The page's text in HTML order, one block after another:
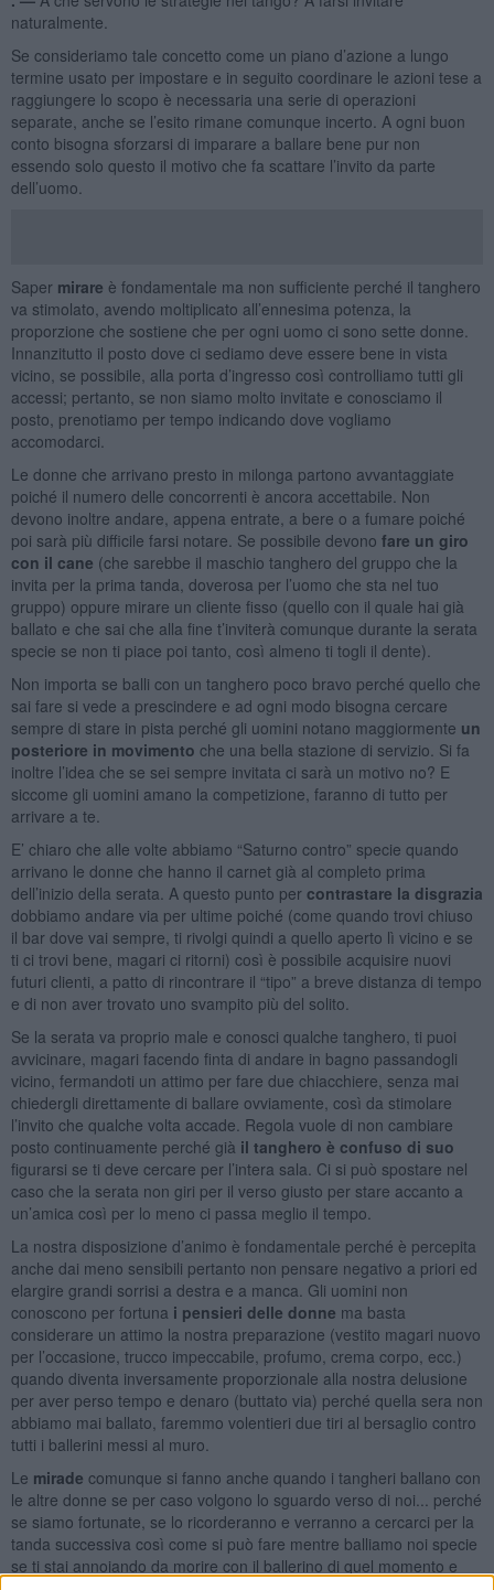
naturalmente.
Se consideriamo tale concetto come un piano d’azione a lungo
termine usato per impostare e in seguito coordinare le azioni tese a
raggiungere lo scopo è necessaria una serie di operazioni
separate, anche se l’esito rimane comunque incerto. A ogni buon
conto bisogna sforzarsi di imparare a ballare bene pur non
essendo solo questo il motivo che fa scattare l’invito da parte
dell’uomo.
Saper mirare è fondamentale ma non sufficiente perché il tanghero
va stimolato, avendo moltiplicato all’ennesima potenza, la
proporzione che sostiene che per ogni uomo ci sono sette donne.
Innanzitutto il posto dove ci sediamo deve essere bene in vista
vicino, se possibile, alla porta d’ingresso così controlliamo tutti gli
accessi; pertanto, se non siamo molto invitate e conosciamo il
posto, prenotiamo per tempo indicando dove vogliamo
accomodarci.
Le donne che arrivano presto in milonga partono avvantaggiate
poiché il numero delle concorrenti è ancora accettabile. Non
devono inoltre andare, appena entrate, a bere o a fumare poiché
poi sarà più difficile farsi notare. Se possibile devono fare un giro
con il cane (che sarebbe il maschio tanghero del gruppo che la
invita per la prima tanda, doverosa per l’uomo che sta nel tuo
gruppo) oppure mirare un cliente fisso (quello con il quale hai già
ballato e che sai che alla fine t’inviterà comunque durante la serata
specie se non ti piace poi tanto, così almeno ti togli il dente).
Non importa se balli con un tanghero poco bravo perché quello che
sai fare si vede a prescindere e ad ogni modo bisogna cercare
sempre di stare in pista perché gli uomini notano maggiormente un
posteriore in movimento che una bella stazione di servizio. Si fa
inoltre l’idea che se sei sempre invitata ci sarà un motivo no? E
siccome gli uomini amano la competizione, faranno di tutto per
arrivare a te.
E’ chiaro che alle volte abbiamo “Saturno contro” specie quando
arrivano le donne che hanno il carnet già al completo prima
dell’inizio della serata. A questo punto per contrastare la disgrazia
dobbiamo andare via per ultime poiché (come quando trovi chiuso
il bar dove vai sempre, ti rivolgi quindi a quello aperto lì vicino e se
ti ci trovi bene, magari ci ritorni) così è possibile acquisire nuovi
futuri clienti, a patto di rincontrare il “tipo” a breve distanza di tempo
e di non aver trovato uno svampito più del solito.
Se la serata va proprio male e conosci qualche tanghero, ti puoi
avvicinare, magari facendo finta di andare in bagno passandogli
vicino, fermandoti un attimo per fare due chiacchiere, senza mai
chiedergli direttamente di ballare ovviamente, così da stimolare
l’invito che qualche volta accade. Regola vuole di non cambiare
posto continuamente perché già il tanghero è confuso di suo
figurarsi se ti deve cercare per l’intera sala. Ci si può spostare nel
caso che la serata non giri per il verso giusto per stare accanto a
un’amica così per lo meno ci passa meglio il tempo.
La nostra disposizione d’animo è fondamentale perché è percepita
anche dai meno sensibili pertanto non pensare negativo a priori ed
elargire grandi sorrisi a destra e a manca. Gli uomini non
conoscono per fortuna i pensieri delle donne ma basta
considerare un attimo la nostra preparazione (vestito magari nuovo
per l’occasione, trucco impeccabile, profumo, crema corpo, ecc.)
quando diventa inversamente proporzionale alla nostra delusione
per aver perso tempo e denaro (buttato via) perché quella sera non
abbiamo mai ballato, faremmo volentieri due tiri al bersaglio contro
tutti i ballerini messi al muro.
Le mirade comunque si fanno anche quando i tangheri ballano con
le altre donne se per caso volgono lo sguardo verso di noi... perché
se siamo fortunate, se lo ricorderanno e verranno a cercarci per la
tanda successiva così come si può fare mentre balliamo noi specie
se ti stai annoiando da morire con il ballerino di quel momento e